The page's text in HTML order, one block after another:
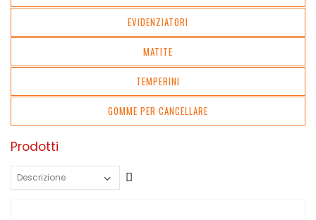
EVIDENZIATORI
MATITE
TEMPERINI
GOMME PER CANCELLARE
Prodotti